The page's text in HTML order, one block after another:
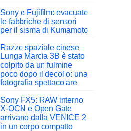
Sony e Fujifilm: evacuate
le fabbriche di sensori
per il sisma di Kumamoto
Razzo spaziale cinese
Lunga Marcia 3B è stato
colpito da un fulmine
poco dopo il decollo: una
fotografia spettacolare
Sony FX5: RAW interno
X-OCN e Open Gate
arrivano dalla VENICE 2
in un corpo compatto